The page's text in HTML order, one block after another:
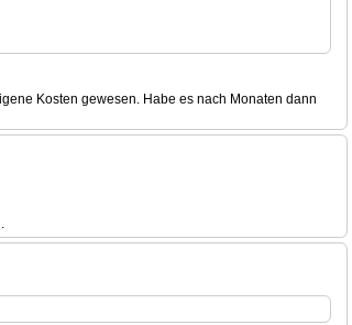
Kosten gewesen. Habe es nach Monaten dann